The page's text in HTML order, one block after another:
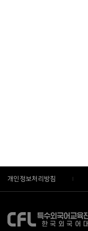
개인정보처리방침